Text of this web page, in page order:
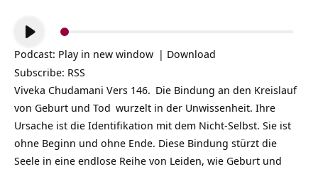
Audio-
Player
Podcast: Play in new window | Download
Subscribe: RSS
Viveka Chudamani Vers 146. Die Bindung an den Kreislauf
von Geburt und Tod wurzelt in der Unwissenheit. Ihre
Ursache ist die Identifikation mit dem Nicht-Selbst. Sie ist
ohne Beginn und ohne Ende. Diese Bindung stürzt die
Seele in eine endlose Reihe von Leiden, wie Geburt und